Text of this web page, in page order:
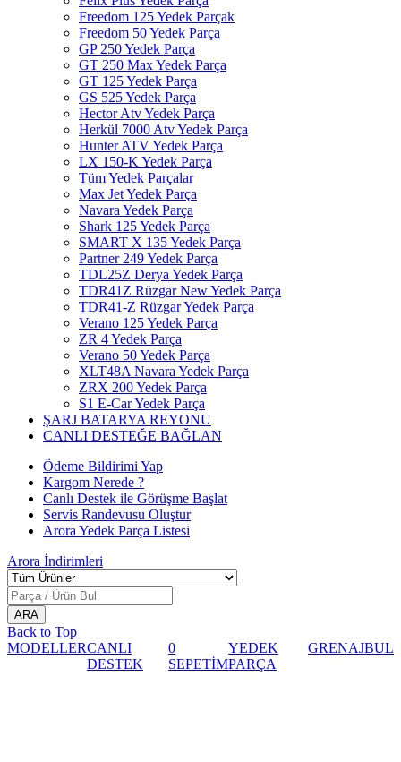
Freedom 125 Yedek Parçak
Freedom 50 Yedek Parça
GP 250 Yedek Parça
GT 250 Max Yedek Parça
GT 125 Yedek Parça
GS 525 Yedek Parça
Hector Atv Yedek Parça
Herkül 7000 Atv Yedek Parça
Hunter ATV Yedek Parça
LX 150-K Yedek Parça
Tüm Yedek Parçalar
Max Jet Yedek Parça
Navara Yedek Parça
Shark 125 Yedek Parça
SMART X 135 Yedek Parça
Partner 249 Yedek Parça
TDL25Z Derya Yedek Parça
TDR41Z Rüzgar New Yedek Parça
TDR41-Z Rüzgar Yedek Parça
Verano 125 Yedek Parça
ZR 4 Yedek Parça
Verano 50 Yedek Parça
XLT48A Navara Yedek Parça
ZRX 200 Yedek Parça
S1 E-Car Yedek Parça
ŞARJ BATARYA REYONU
CANLI DESTEĞE BAĞLAN
Ödeme Bildirimi Yap
Kargom Nerede ?
Canlı Destek ile Görüşme Başlat
Servis Randevusu Oluştur
Arora Yedek Parça Listesi
Arora İndirimleri
Back to Top
MODELLERCANLI
DESTEK
0
SEPETİM
YEDEK
PARÇA
GRENAJBUL